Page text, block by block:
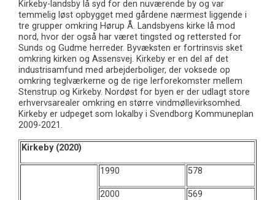
Kirkeby-landsby lå syd for den nuværende by og var
temmelig løst opbygget med gårdene nærmest liggende i
tre grupper omkring Hørup Å. Landsbyens kirke lå mod
nord, hvor der også har været tingsted og rettersted for
Sunds og Gudme herreder. Byvæksten er fortrinsvis sket
omkring kirken og Assensvej. Kirkeby er en del af det
industrisamfund med arbejderboliger, der voksede op
omkring teglværkerne og de rige lerforekomster mellem
Stenstrup og Kirkeby. Nordøst for byen er der udlagt store
erhvervsarealer omkring en større vindmøllevirksomhed.
Kirkeby er udpeget som lokalby i Svendborg Kommuneplan
2009-2021.
Kirkeby (2020)
1990 578
2000 569